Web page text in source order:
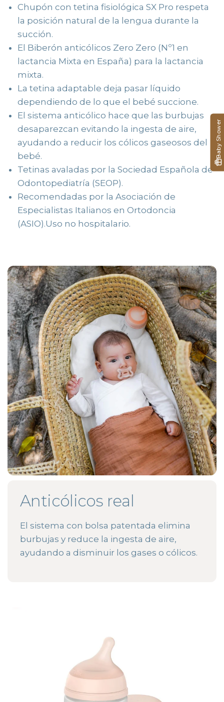
Chupón con tetina fisiológica SX Pro respeta
la posición natural de la lengua durante la
succión.
El Biberón anticólicos Zero Zero (Nº1 en
lactancia Mixta en España) para la lactancia
mixta.
La tetina adaptable deja pasar líquido
dependiendo de lo que el bebé succione.
El sistema anticólico hace que las burbujas
desaparezcan evitando la ingesta de aire,
ayudando a reducir los cólicos gaseosos del
bebé.
Tetinas avaladas por la Sociedad Española de
Odontopediatría (SEOP).
Recomendadas por la Asociación de
Especialistas Italianos en Ortodoncia
(ASIO).Uso no hospitalario.
Anticólicos real
El sistema con bolsa patentada elimina
burbujas y reduce la ingesta de aire,
ayudando a disminuir los gases o cólicos.
Baby Shower